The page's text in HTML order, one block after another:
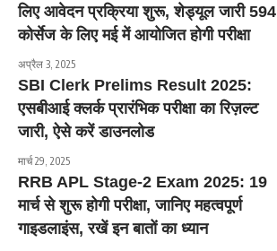
लिए आवेदन प्रक्रिया शुरू, शेड्यूल जारी 594
कोर्सेज के लिए मई में आयोजित होगी परीक्षा
अप्रैल 3, 2025
SBI Clerk Prelims Result 2025:
एसबीआई क्लर्क प्रारंभिक परीक्षा का रिज़ल्ट
जारी, ऐसे करें डाउनलोड
मार्च 29, 2025
RRB APL Stage-2 Exam 2025: 19
मार्च से शुरू होगी परीक्षा, जानिए महत्वपूर्ण
गाइडलाइंस, रखें इन बातों का ध्यान